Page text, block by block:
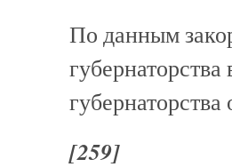
По данным
[259]